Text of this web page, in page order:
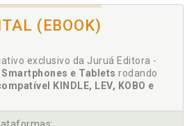
e as modalidades educacionais,
indígena: contexto histórico e
Modalidades, p. 32
(EBOOK)
exclusivo da Juruá Editora -
Smartphones e Tablets rodando
KINDLE, LEV, KOBO e